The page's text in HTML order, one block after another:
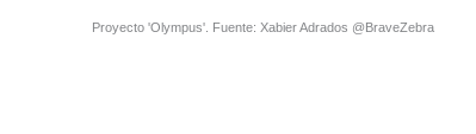
Proyecto 'Olympus'. Fuente: Xabier Adrados @BraveZebra